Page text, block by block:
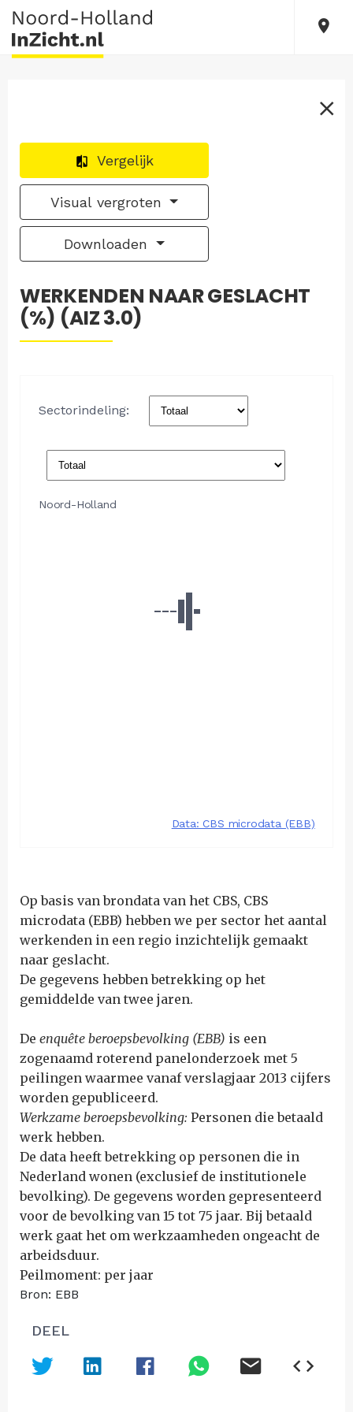
Vergelijk
Visual vergroten
Downloaden
WERKENDEN NAAR GESLACHT
(%) (AIZ 3.0)
Op basis van brondata van het CBS, CBS
microdata (EBB) hebben we per sector het aantal
werkenden in een regio inzichtelijk gemaakt
naar geslacht.
De gegevens hebben betrekking op het
gemiddelde van twee jaren.
De enquête beroepsbevolking (EBB) is een
zogenaamd roterend panelonderzoek met 5
peilingen waarmee vanaf verslagjaar 2013 cijfers
worden gepubliceerd.
Werkzame beroepsbevolking: Personen die betaald
werk hebben.
De data heeft betrekking op personen die in
Nederland wonen (exclusief de institutionele
bevolking). De gegevens worden gepresenteerd
voor de bevolking van 15 tot 75 jaar. Bij betaald
werk gaat het om werkzaamheden ongeacht de
arbeidsduur.
Peilmoment: per jaar
Bron: EBB
DEEL